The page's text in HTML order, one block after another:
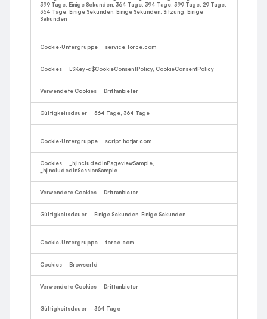
399 Tage, Einige Sekunden, 364 Tage, 394 Tage, 399 Tage, 29 Tage,
364 Tage, Einige Sekunden, Einige Sekunden, Sitzung, Einige
Sekunden
service.force.com
LSKey-c$CookieConsentPolicy, CookieConsentPolicy
Drittanbieter
364 Tage, 364 Tage
script.hotjar.com
_hjIncludedInPageviewSample,
_hjIncludedInSessionSample
Drittanbieter
Einige Sekunden, Einige Sekunden
force.com
BrowserId
Drittanbieter
364 Tage